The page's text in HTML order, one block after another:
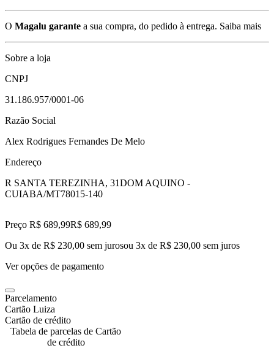
O Magalu garante a sua compra, do pedido à entrega. Saiba mais
Sobre a loja
CNPJ
31.186.957/0001-06
Razão Social
Alex Rodrigues Fernandes De Melo
Endereço
R SANTA TEREZINHA, 31DOM AQUINO -
CUIABA/MT78015-140
Preço R$ 689,99R$ 689,99
Ou 3x de R$ 230,00 sem jurosou 3x de R$ 230,00 sem juros
Ver opções de pagamento
Parcelamento
Cartão Luiza
Cartão de crédito
Tabela de parcelas de Cartão
de crédito